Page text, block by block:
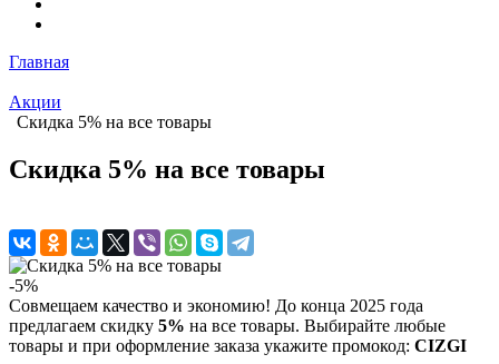
Главная
Акции
Скидка 5% на все товары
Скидка 5% на все товары
-5%
Совмещаем качество и экономию! До конца 2025 года
предлагаем скидку 5% на все товары. Выбирайте любые
товары и при оформление заказа укажите промокод: CIZGI